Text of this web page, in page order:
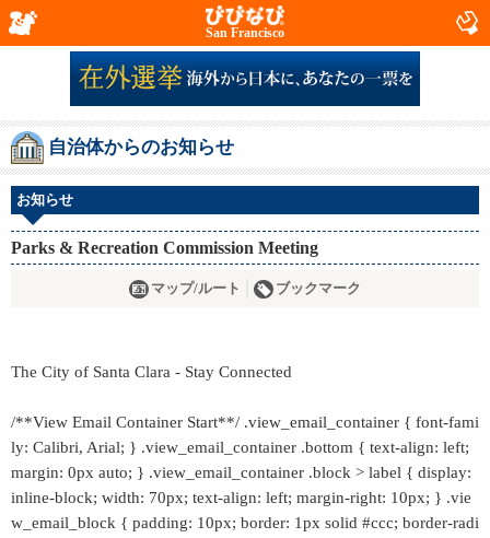
San Francisco
自治体からのお知らせ
お知らせ
Parks & Recreation Commission Meeting
マップ/ルート ブックマーク
The City of Santa Clara - Stay Connected
/**View Email Container Start**/ .view_email_container { font-fami
ly: Calibri, Arial; } .view_email_container .bottom { text-align: left;
margin: 0px auto; } .view_email_container .block > label { display:
inline-block; width: 70px; text-align: left; margin-right: 10px; } .vie
w_email_block { padding: 10px; border: 1px solid #ccc; border-radi